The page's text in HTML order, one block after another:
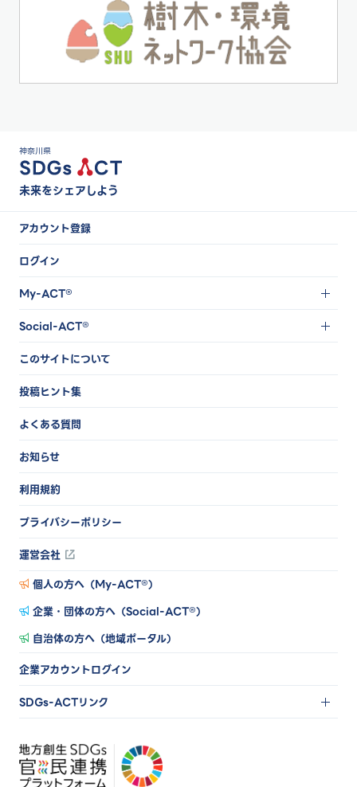
神奈川県
未来をシェアしよう
アカウント登録
ログイン
My-ACT®
Social-ACT®
このサイトについて
投稿ヒント集
よくある質問
お知らせ
利用規約
プライバシーポリシー
運営会社
個人の方へ（My-ACT®）
企業・団体の方へ（Social-ACT®）
自治体の方へ（地域ポータル）
企業アカウントログイン
SDGs-ACTリンク